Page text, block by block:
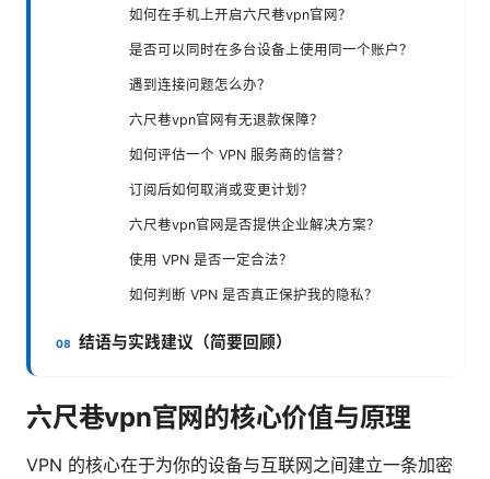
如何在手机上开启六尺巷vpn官网？
是否可以同时在多台设备上使用同一个账户？
遇到连接问题怎么办？
六尺巷vpn官网有无退款保障？
如何评估一个 VPN 服务商的信誉？
订阅后如何取消或变更计划？
六尺巷vpn官网是否提供企业解决方案？
使用 VPN 是否一定合法？
如何判断 VPN 是否真正保护我的隐私？
结语与实践建议（简要回顾）
六尺巷vpn官网的核心价值与原理
VPN 的核心在于为你的设备与互联网之间建立一条加密